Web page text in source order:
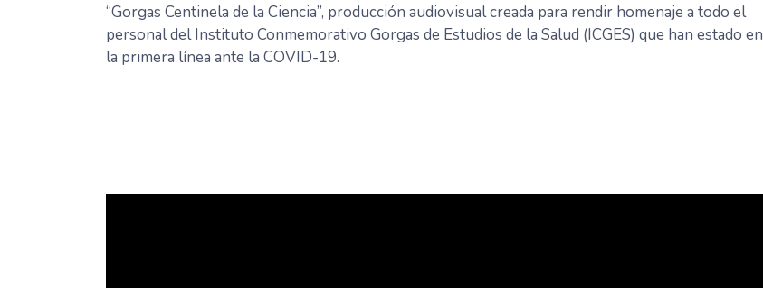
“Gorgas Centinela de la Ciencia”, producción audiovisual creada para rendir homenaje a todo el
personal del Instituto Conmemorativo Gorgas de Estudios de la Salud (ICGES) que han estado en
la primera línea ante la COVID-19.